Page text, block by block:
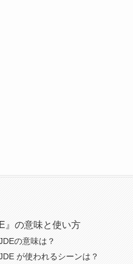
』の意味と使い方
の意味は？
が使われるシーンは？